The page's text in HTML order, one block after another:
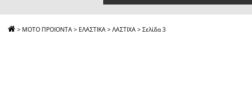
> ΜΟΤΟ ΠΡΟΙΟΝΤΑ> ΕΛΑΣΤΙΚΑ>ΛΑΣΤΙΧΑ>Σελίδα 3